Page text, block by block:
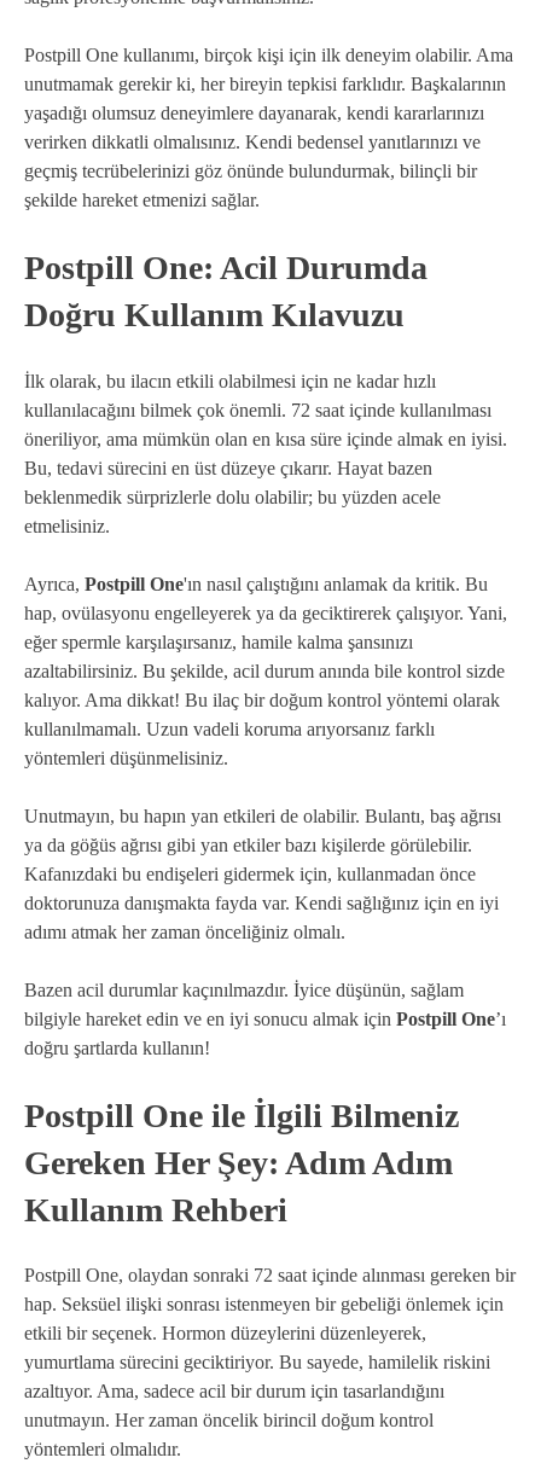
Postpill One kullanımı, birçok kişi için ilk deneyim olabilir. Ama
unutmamak gerekir ki, her bireyin tepkisi farklıdır. Başkalarının
yaşadığı olumsuz deneyimlere dayanarak, kendi kararlarınızı
verirken dikkatli olmalısınız. Kendi bedensel yanıtlarınızı ve
geçmiş tecrübelerinizi göz önünde bulundurmak, bilinçli bir
şekilde hareket etmenizi sağlar.
Postpill One: Acil Durumda
Doğru Kullanım Kılavuzu
İlk olarak, bu ilacın etkili olabilmesi için ne kadar hızlı
kullanılacağını bilmek çok önemli. 72 saat içinde kullanılması
öneriliyor, ama mümkün olan en kısa süre içinde almak en iyisi.
Bu, tedavi sürecini en üst düzeye çıkarır. Hayat bazen
beklenmedik sürprizlerle dolu olabilir; bu yüzden acele
etmelisiniz.
Ayrıca, Postpill One'ın nasıl çalıştığını anlamak da kritik. Bu
hap, ovülasyonu engelleyerek ya da geciktirerek çalışıyor. Yani,
eğer spermle karşılaşırsanız, hamile kalma şansınızı
azaltabilirsiniz. Bu şekilde, acil durum anında bile kontrol sizde
kalıyor. Ama dikkat! Bu ilaç bir doğum kontrol yöntemi olarak
kullanılmamalı. Uzun vadeli koruma arıyorsanız farklı
yöntemleri düşünmelisiniz.
Unutmayın, bu hapın yan etkileri de olabilir. Bulantı, baş ağrısı
ya da göğüs ağrısı gibi yan etkiler bazı kişilerde görülebilir.
Kafanızdaki bu endişeleri gidermek için, kullanmadan önce
doktorunuza danışmakta fayda var. Kendi sağlığınız için en iyi
adımı atmak her zaman önceliğiniz olmalı.
Bazen acil durumlar kaçınılmazdır. İyice düşünün, sağlam
bilgiyle hareket edin ve en iyi sonucu almak için Postpill One’ı
doğru şartlarda kullanın!
Postpill One ile İlgili Bilmeniz
Gereken Her Şey: Adım Adım
Kullanım Rehberi
Postpill One, olaydan sonraki 72 saat içinde alınması gereken bir
hap. Seksüel ilişki sonrası istenmeyen bir gebeliği önlemek için
etkili bir seçenek. Hormon düzeylerini düzenleyerek,
yumurtlama sürecini geciktiriyor. Bu sayede, hamilelik riskini
azaltıyor. Ama, sadece acil bir durum için tasarlandığını
unutmayın. Her zaman öncelik birincil doğum kontrol
yöntemleri olmalıdır.